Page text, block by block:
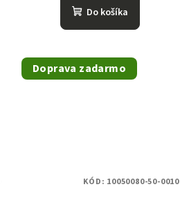
Do košíka
Doprava zadarmo
KÓD: 10050080-50-0010